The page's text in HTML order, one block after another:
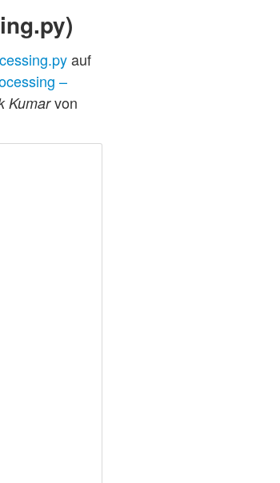
auf
–
Kumarvon